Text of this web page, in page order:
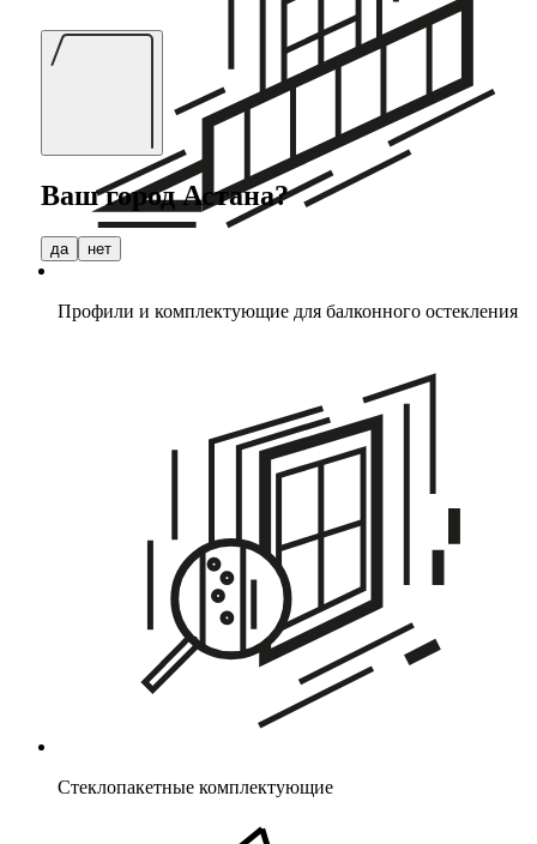
Профили и комплектующие для балконного остекления
Стеклопакетные комплектующие
Ваш городАстана?
да нет